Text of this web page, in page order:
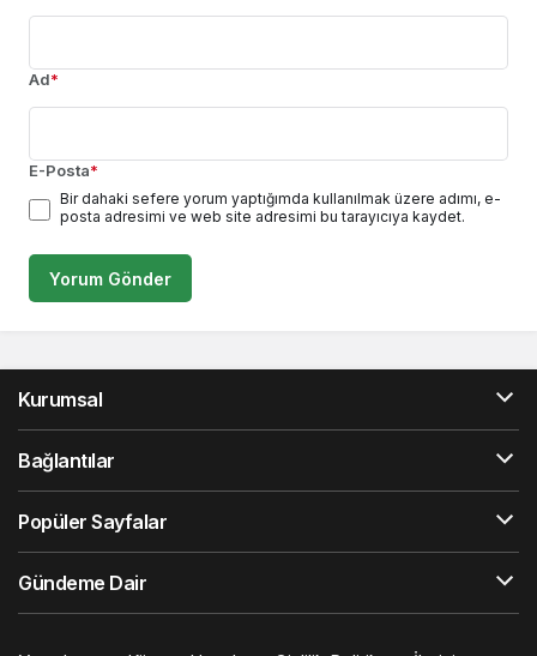
Ad*
E-Posta*
Bir dahaki sefere yorum yaptığımda kullanılmak üzere adımı, e-
posta adresimi ve web site adresimi bu tarayıcıya kaydet.
Yorum Gönder
Kurumsal
Bağlantılar
Popüler Sayfalar
Gündeme Dair